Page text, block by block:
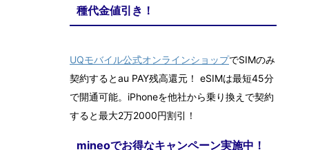
種代金値引き！
UQモバイル公式オンラインショップでSIMのみ
契約するとau PAY残高還元！ eSIMは最短45分
で開通可能。iPhoneを他社から乗り換えで契約
すると最大2万2000円割引！
mineoでお得なキャンペーン実施中！